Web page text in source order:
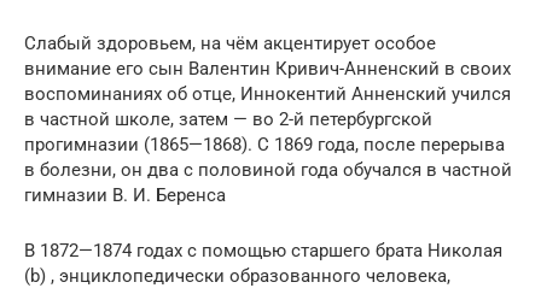
Слабый здоровьем, на чём акцентирует особое
внимание его сын Валентин Кривич-Анненский в своих
воспоминаниях об отце, Иннокентий Анненский учился
в частной школе, затем — во 2-й петербургской
прогимназии (1865—1868). С 1869 года, после перерыва
в болезни, он два с половиной года обучался в частной
гимназии В. И. Беренса
В 1872—1874 годах с помощью старшего брата Николая
(b) , энциклопедически образованного человека,